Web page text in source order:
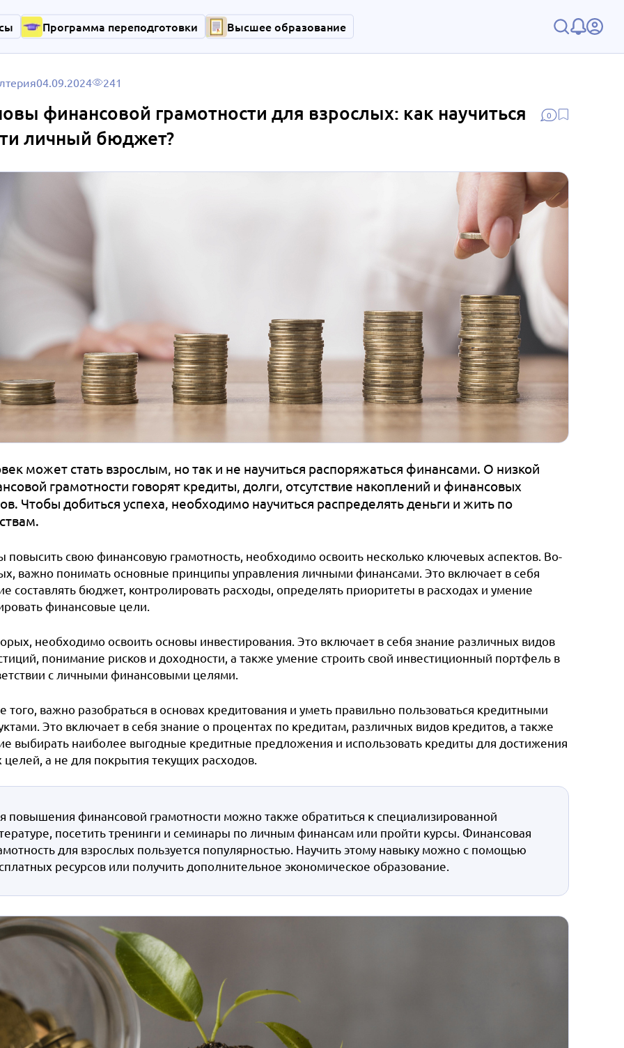
Программа переподготовки Высшее образование
0
04.09.2024 241
финансовой грамотности для взрослых: как научиться
личный бюджет?
может стать взрослым, но так и не научиться распоряжаться финансами. О низкой
грамотности говорят кредиты, долги, отсутствие накоплений и финансовых
Чтобы добиться успеха, необходимо научиться распределять деньги и жить по
повысить свою финансовую грамотность, необходимо освоить несколько ключевых аспектов. Во-
важно понимать основные принципы управления личными финансами. Это включает в себя
составлять бюджет, контролировать расходы, определять приоритеты в расходах и умение
финансовые цели.
необходимо освоить основы инвестирования. Это включает в себя знание различных видов
понимание рисков и доходности, а также умение строить свой инвестиционный портфель в
с личными финансовыми целями.
того, важно разобраться в основах кредитования и уметь правильно пользоваться кредитными
Это включает в себя знание о процентах по кредитам, различных видов кредитов, а также
выбирать наиболее выгодные кредитные предложения и использовать кредиты для достижения
целей, а не для покрытия текущих расходов.
повышения финансовой грамотности можно также обратиться к специализированной
посетить тренинги и семинары по личным финансам или пройти курсы. Финансовая
для взрослых пользуется популярностью. Научить этому навыку можно с помощью
ресурсов или получить дополнительное экономическое образование.